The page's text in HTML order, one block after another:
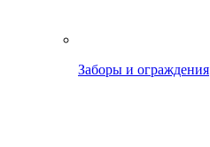
Заборы и ограждения